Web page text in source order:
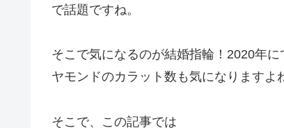
で話題ですね。
そこで気になるのが結婚指輪！2020年
ヤモンドのカラット数も気になりますよ
そこで、この記事では